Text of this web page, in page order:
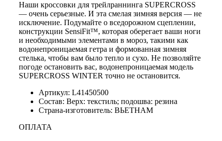
Наши кроссовки для трейлраннинга SUPERCROSS
— очень серьезные. И эта смелая зимняя версия — не
исключение. Подумайте о вседорожном сцеплении,
конструкции SensiFit™, которая оберегает ваши ноги
и необходимыми элементами в мороз, такими как
водонепроницаемая гетра и формованная зимняя
стелька, чтобы вам было тепло и сухо. Не позволяйте
погоде остановить вас, водонепроницаемая модель
SUPERCROSS WINTER точно не остановится.
Артикул: L41450500
Состав: Верх: текстиль; подошва: резина
Страна-изготовитель: ВЬЕТНАМ
ОПЛАТА